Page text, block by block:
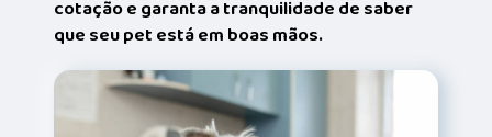
cotação e garanta a tranquilidade de saber
que seu pet está em boas mãos.